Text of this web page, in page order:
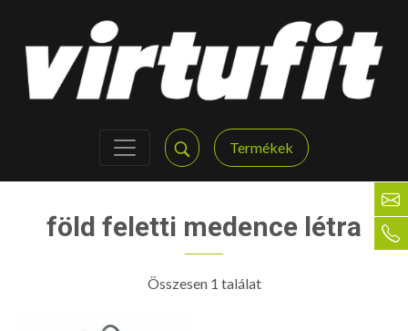
Termékek
föld feletti medence létra
Összesen 1 találat